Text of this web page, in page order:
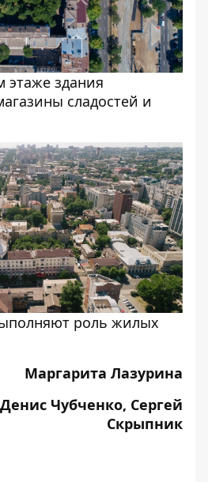
этаже здания
сладостей и
роль жилых
Маргарита Лазурина
Чубченко, Сергей
Скрыпник